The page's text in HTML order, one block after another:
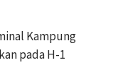
Kampung
pada H-1